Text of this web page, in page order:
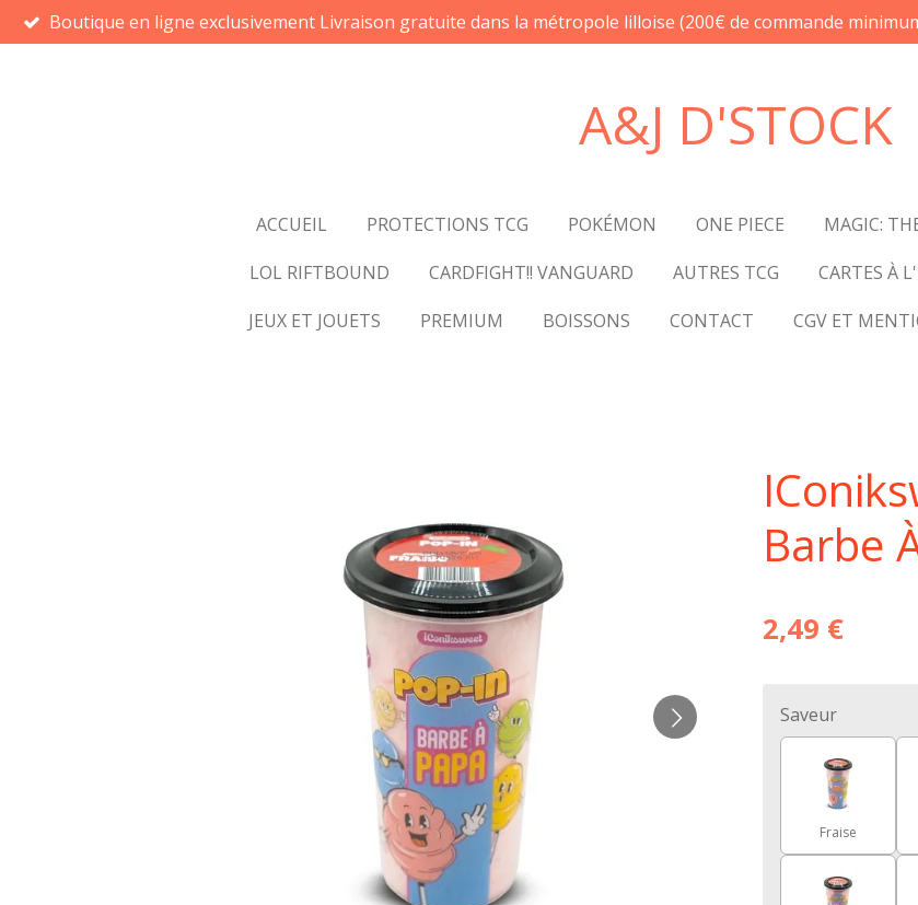
Passer
au
Boutique en ligne exclusivement Livraison gratuite dans la métropole lilloise (200€ de commande
A&J D'STOCK
ACCUEIL PROTECTIONS TCG POKÉMON ONE PIECE MAGIC:
LOL RIFTBOUND
CARDFIGHT!! VANGUARD AUTRES TCG CARTES À
JEUX ET JOUETS
PREMIUM BOISSONS CONTACT CGV ET
Barbe
2,49 €
Saveur
Fraise